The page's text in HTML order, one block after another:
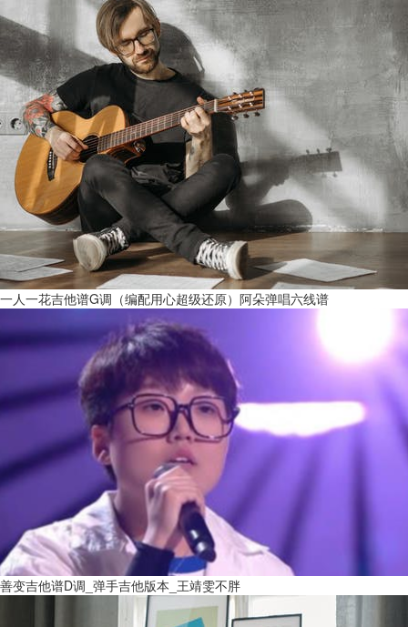
一人一花吉他谱G调（编配用心超级还原）阿朵弹唱六线谱
善变吉他谱D调_弹手吉他版本_王靖雯不胖